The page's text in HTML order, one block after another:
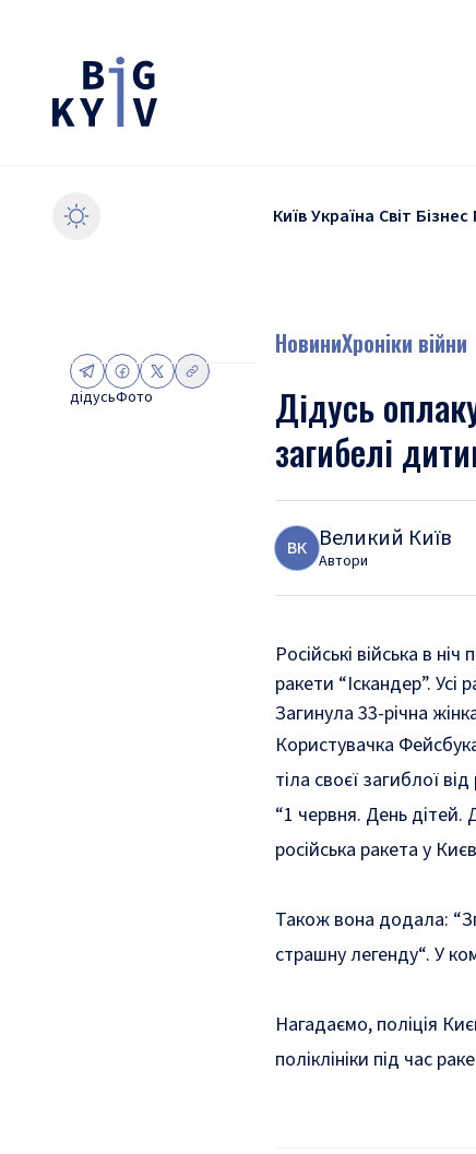
КиївУкраїна Світ Бізнес
дідусьФото
НовиниХроніки війни
Дідусь
загибелі
ВК Великий Київ
Автори
Російські війська в
ракети “Іскандер”.
Загинула 33-річна
Користувачка
тіла своєї загиблої
“1 червня. День дітей.
російська ракета у
Також вона додала: “
страшну легенду“. У
Нагадаємо, поліція
поліклініки під час